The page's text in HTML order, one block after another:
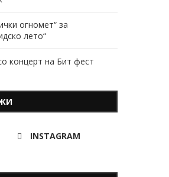
огномет“ за
лето“
концерт на Бит фест
INSTAGRAM